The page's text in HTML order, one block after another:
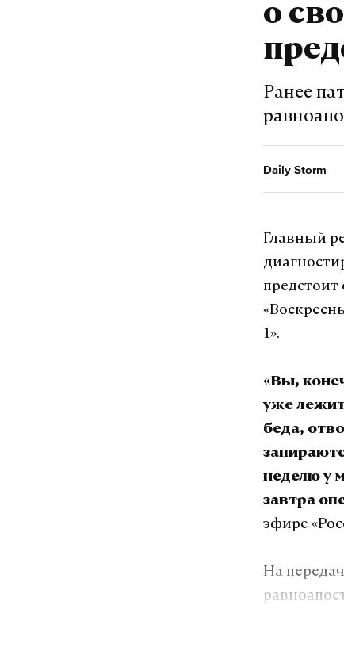
о
Ранее
Daily Storm
Главный
1».
«Вы,
уже лежит
беда,
неделю у
завтра
эфире
На